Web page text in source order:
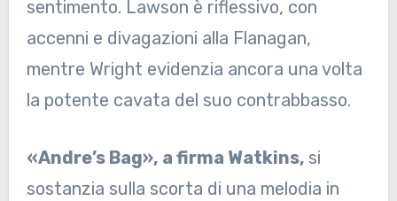
sentimento. Lawson è riflessivo, con
accenni e divagazioni alla Flanagan,
mentre Wright evidenzia ancora una volta
la potente cavata del suo contrabbasso.
«Andre’s Bag», a firma Watkins, si
sostanzia sulla scorta di una melodia in